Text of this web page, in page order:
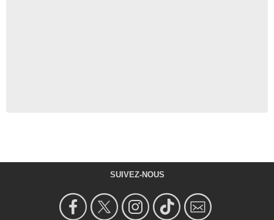
SUIVEZ-NOUS